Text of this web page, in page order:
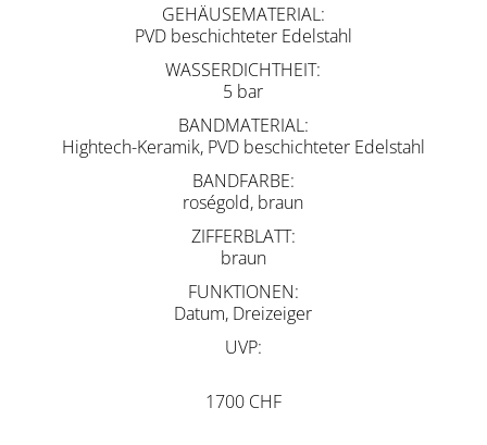
GEHÄUSEMATERIAL
PVD beschichteter Edelstahl
WASSERDICHTHEIT
5 bar
BANDMATERIAL
Hightech-Keramik, PVD beschichteter Edelstahl
BANDFARBE
roségold, braun
ZIFFERBLATT
braun
FUNKTIONEN
Datum, Dreizeiger
UVP
1700 CHF